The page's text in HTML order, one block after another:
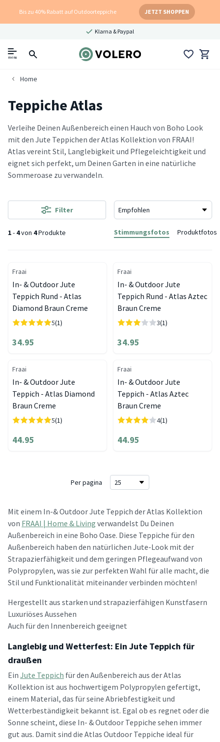
Bis zu 40% Rabatt auf Outdoorteppiche JETZT SHOPPEN
Klarna & Paypal
menu
Home
Teppiche Atlas
Verleihe Deinen Außenbereich einen Hauch von Boho Look
mit den Jute Teppichen der Atlas Kollektion von FRAAI!
Atlas vereint Stil, Langlebigkeit und Pflegeleichtigkeit und
eignet sich perfekt, um Deinen Garten in eine natürliche
Sommeroase zu verwandeln.
1- 4von 4Produkte
Filter
Stimmungsfotos Produktfotos
Fraai
In- & Outdoor Jute
Teppich Rund - Atlas
Diamond Braun Creme
5(1)
34.95
Fraai
In- & Outdoor Jute
Teppich Rund - Atlas Aztec
Braun Creme
3(1)
34.95
Fraai
In- & Outdoor Jute
Teppich - Atlas Diamond
Braun Creme
5(1)
44.95
Fraai
In- & Outdoor Jute
Teppich - Atlas Aztec
Braun Creme
4(1)
44.95
Per pagina
Mit einem In-& Outdoor Jute Teppich der Atlas Kollektion
von FRAAI | Home & Living verwandelst Du Deinen
Außenbereich in eine Boho Oase. Diese Teppiche für den
Außenbereich haben den natürlichen Jute-Look mit der
Strapazierfähigkeit und dem geringen Pflegeaufwand von
Polypropylen, was sie zur perfekten Wahl für alle macht, die
Stil und Funktionalität miteinander verbinden möchten!
Hergestellt aus starken und strapazierfähigen Kunstfasern
Luxuriöses Aussehen
Auch für den Innenbereich geeignet
Langlebig und Wetterfest: Ein Jute Teppich für
draußen
Ein Jute Teppich für den Außenbereich aus der Atlas
Kollektion ist aus hochwertigem Polypropylen gefertigt,
einem Material, das für seine Abriebfestigkeit und
Wetterbeständigkeit bekannt ist. Egal ob es regnet oder die
Sonne scheint, diese In- & Outdoor Teppiche sehen immer
gut aus. Damit sind die Atlas Outdoor Teppiche ideal für